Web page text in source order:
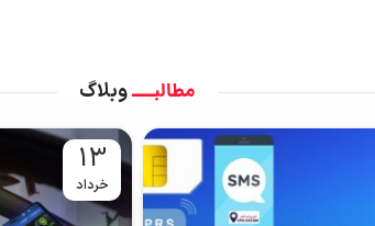
مطالبــــوبلاگ
13
خرداد